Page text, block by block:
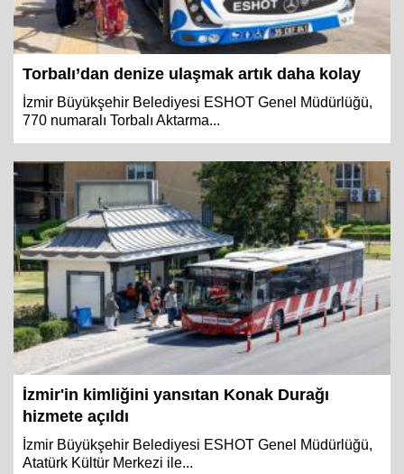
Torbalı’dan denize ulaşmak artık daha kolay
İzmir Büyükşehir Belediyesi ESHOT Genel Müdürlüğü,
770 numaralı Torbalı Aktarma...
İzmir'in kimliğini yansıtan Konak Durağı
hizmete açıldı
İzmir Büyükşehir Belediyesi ESHOT Genel Müdürlüğü,
Atatürk Kültür Merkezi ile...